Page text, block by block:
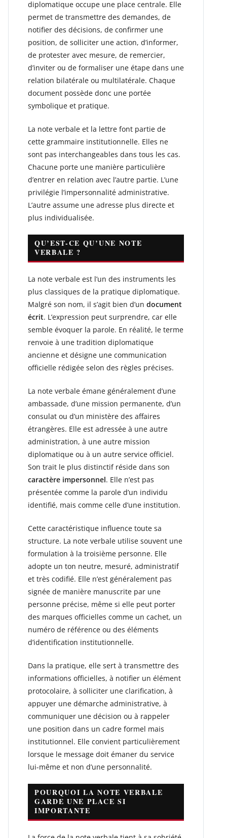
diplomatique occupe une place centrale. Elle
permet de transmettre des demandes, de
notifier des décisions, de confirmer une
position, de solliciter une action, d’informer,
de protester avec mesure, de remercier,
d’inviter ou de formaliser une étape dans une
relation bilatérale ou multilatérale. Chaque
document possède donc une portée
symbolique et pratique.
La note verbale et la lettre font partie de
cette grammaire institutionnelle. Elles ne
sont pas interchangeables dans tous les cas.
Chacune porte une manière particulière
d’entrer en relation avec l’autre partie. L’une
privilégie l’impersonnalité administrative.
L’autre assume une adresse plus directe et
plus individualisée.
QU’EST-CE QU’UNE NOTE
VERBALE ?
La note verbale est l’un des instruments les
plus classiques de la pratique diplomatique.
Malgré son nom, il s’agit bien d’un document
écrit. L’expression peut surprendre, car elle
semble évoquer la parole. En réalité, le terme
renvoie à une tradition diplomatique
ancienne et désigne une communication
officielle rédigée selon des règles précises.
La note verbale émane généralement d’une
ambassade, d’une mission permanente, d’un
consulat ou d’un ministère des affaires
étrangères. Elle est adressée à une autre
administration, à une autre mission
diplomatique ou à un autre service officiel.
Son trait le plus distinctif réside dans son
caractère impersonnel. Elle n’est pas
présentée comme la parole d’un individu
identifié, mais comme celle d’une institution.
Cette caractéristique influence toute sa
structure. La note verbale utilise souvent une
formulation à la troisième personne. Elle
adopte un ton neutre, mesuré, administratif
et très codifié. Elle n’est généralement pas
signée de manière manuscrite par une
personne précise, même si elle peut porter
des marques officielles comme un cachet, un
numéro de référence ou des éléments
d’identification institutionnelle.
Dans la pratique, elle sert à transmettre des
informations officielles, à notifier un élément
protocolaire, à solliciter une clarification, à
appuyer une démarche administrative, à
communiquer une décision ou à rappeler
une position dans un cadre formel mais
institutionnel. Elle convient particulièrement
lorsque le message doit émaner du service
lui-même et non d’une personnalité.
POURQUOI LA NOTE VERBALE
GARDE UNE PLACE SI
IMPORTANTE